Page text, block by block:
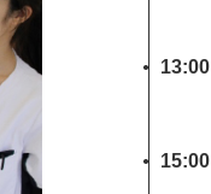
13:00
15:00